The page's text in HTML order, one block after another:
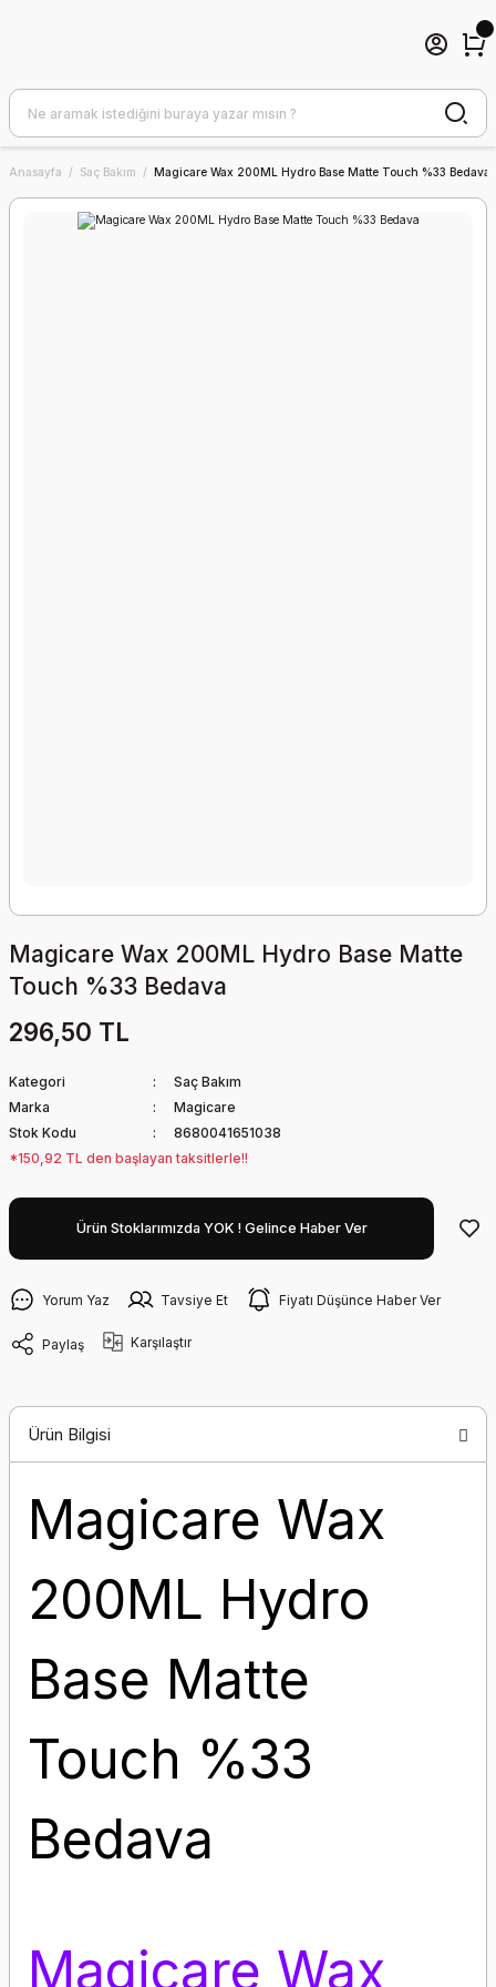
Anasayfa Saç Bakım Magicare Wax 200ML Hydro Base Matte Touch %33 Bedava
Magicare Wax 200ML Hydro Base Matte
Touch %33 Bedava
296,50 TL
Kategori
Saç Bakım
Marka
Magicare
Stok Kodu
8680041651038
*150,92 TL den başlayan taksitlerle!!
Ürün Stoklarımızda YOK ! Gelince Haber Ver
Yorum Yaz Tavsiye Et Fiyatı Düşünce Haber Ver
Paylaş Karşılaştır
Ürün Bilgisi
Magicare Wax
200ML Hydro
Base Matte
Touch %33
Bedava
Magicare Wax